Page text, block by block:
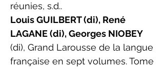
réunies, s.d..
Louis GUILBERT (di), René
LAGANE (di), Georges NIOBEY
(di), Grand Larousse de la langue
française en sept volumes. Tome